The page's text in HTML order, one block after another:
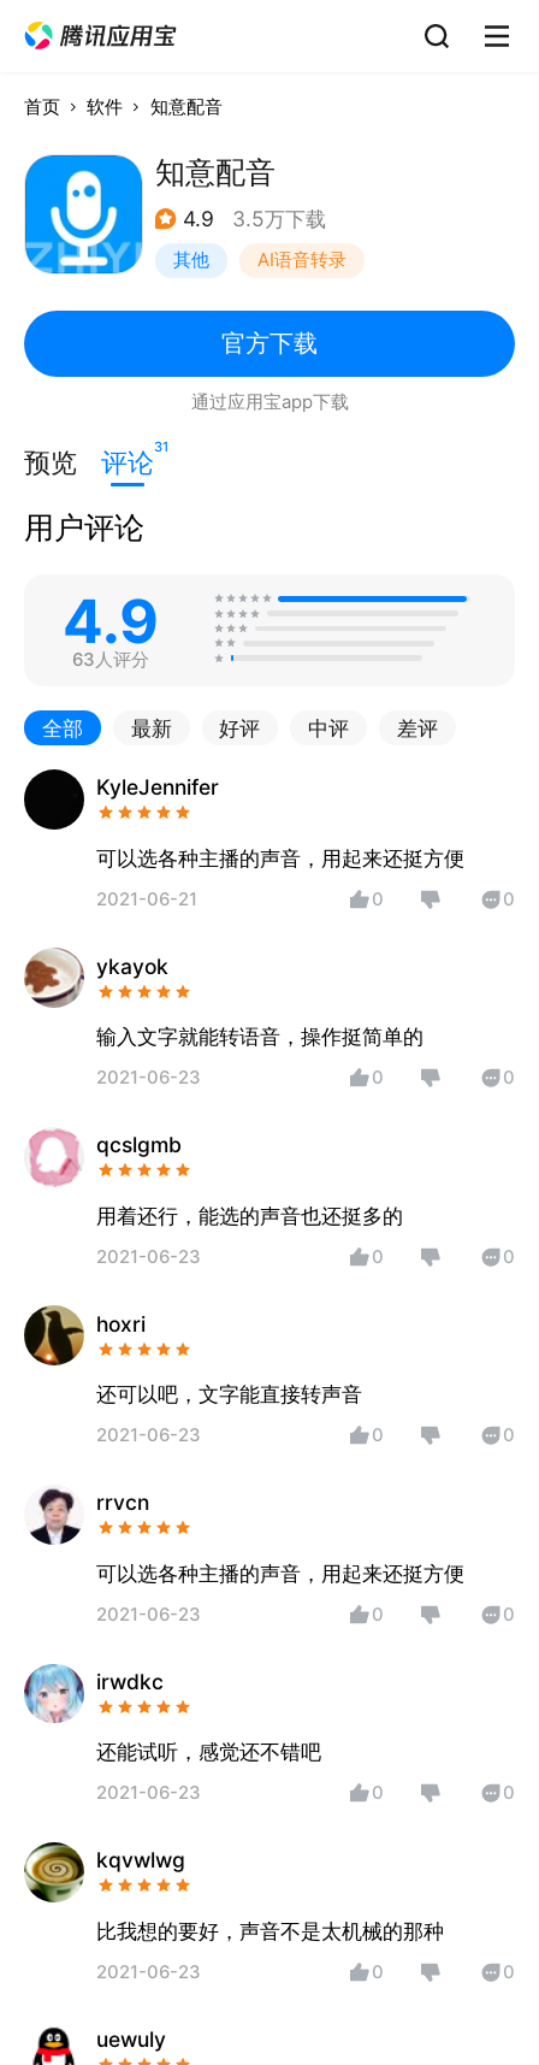
首页 软件 知意配音
知意配音
4.9 3.5万下载
其他 AI语音转录
官方下载
通过应用宝app下载
预览 评论31
用户评论
4.9
63人评分
全部 最新 好评 中评 差评
KyleJennifer
可以选各种主播的声音，用起来还挺方便
2021-06-21 0 0
ykayok
输入文字就能转语音，操作挺简单的
2021-06-23 0 0
qcslgmb
用着还行，能选的声音也还挺多的
2021-06-23 0 0
hoxri
还可以吧，文字能直接转声音
2021-06-23 0 0
rrvcn
可以选各种主播的声音，用起来还挺方便
2021-06-23 0 0
irwdkc
还能试听，感觉还不错吧
2021-06-23 0 0
kqvwlwg
比我想的要好，声音不是太机械的那种
2021-06-23 0 0
uewuly